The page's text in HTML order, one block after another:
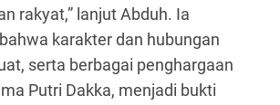
rakyat,” lanjut Abduh. Ia
karakter dan hubungan
serta berbagai penghargaan
Putri Dakka, menjadi bukti